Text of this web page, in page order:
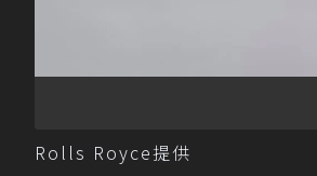
Rolls Royce提供